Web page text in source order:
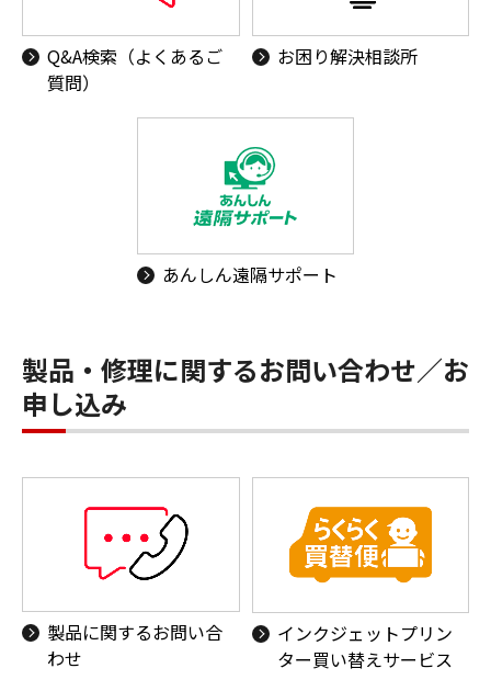
Q&A検索（よくあるご
質問）
お困り解決相談所
あんしん遠隔サポート
製品・修理に関するお問い合わせ／お
申し込み
製品に関するお問い合
わせ
インクジェットプリン
ター買い替えサービス